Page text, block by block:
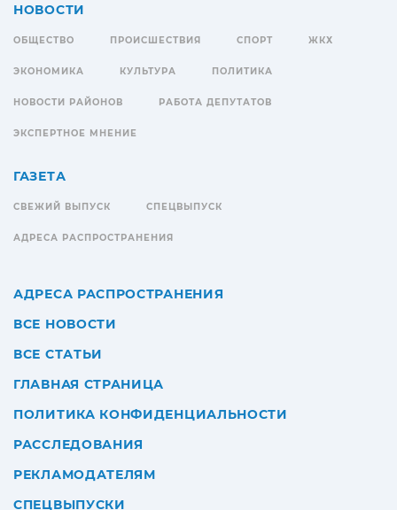
НОВОСТИ
ОБЩЕСТВО ПРОИСШЕСТВИЯ СПОРТ ЖКХ
ЭКОНОМИКА КУЛЬТУРА ПОЛИТИКА
НОВОСТИ РАЙОНОВ РАБОТА ДЕПУТАТОВ
ЭКСПЕРТНОЕ МНЕНИЕ
ГАЗЕТА
СВЕЖИЙ ВЫПУСК СПЕЦВЫПУСК
АДРЕСА РАСПРОСТРАНЕНИЯ
АДРЕСА РАСПРОСТРАНЕНИЯ
ВСЕ НОВОСТИ
ВСЕ СТАТЬИ
ГЛАВНАЯ СТРАНИЦА
ПОЛИТИКА КОНФИДЕНЦИАЛЬНОСТИ
РАССЛЕДОВАНИЯ
РЕКЛАМОДАТЕЛЯМ
СПЕЦВЫПУСКИ